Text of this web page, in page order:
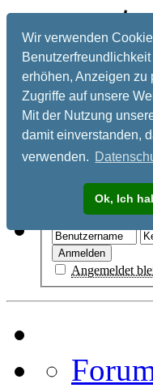
Wir verwenden
erhöhen, Anzeigen
Zugriffe auf unsere
Mit der Nutzung
damit einverstanden,
verwenden.
Ok, Ich
Registrieren
Angemeldet